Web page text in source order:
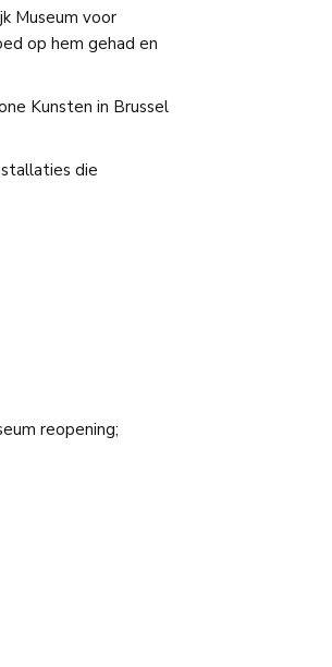
Museum voor
op hem gehad en
Kunsten in Brussel
die
reopening;